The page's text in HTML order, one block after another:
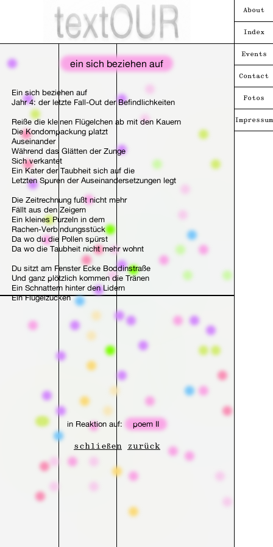
ein sich beziehen auf
Ein sich beziehen auf
Jahr 4: der letzte Fall-Out der Befindlichkeiten
Reiße die kleinen Flügelchen ab mit den Kauern
Die Kondompackung platzt
Auseinander
Während das Glätten der Zunge
Sich verkantet
Ein Kater der Taubheit sich auf die
Letzten Spuren der Auseinandersetzungen legt
Die Zeitrechnung fußt nicht mehr
Fällt aus den Zeigern
Ein kleines Purzeln in dem
Rachen-Verbindungsstück
Da wo du die Pollen spürst
Da wo die Taubheit nicht mehr wohnt
Du sitzt am Fenster Ecke Boddinstraße
Und ganz plötzlich kommen die Tränen
Ein Schnattern hinter den Lidern
Ein Flügelzucken
in Reaktion auf: poem II
schließen zurück
About
Index
Events
Contact
Fotos
Impressum